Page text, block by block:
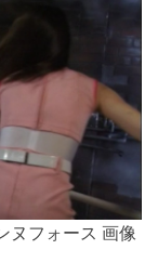
ヌフォース 画像